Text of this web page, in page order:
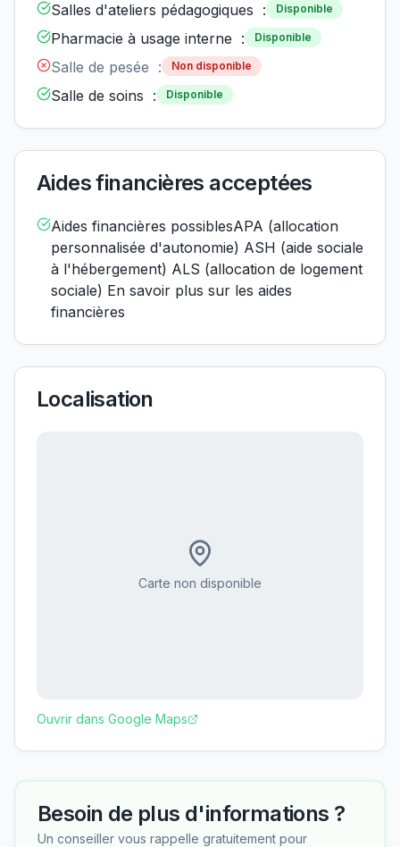
Salles d'ateliers pédagogiques : Disponible
Pharmacie à usage interne : Disponible
Salle de pesée : Non disponible
Salle de soins : Disponible
Aides financières acceptées
Aides financières possiblesAPA (allocation
personnalisée d'autonomie) ASH (aide sociale
à l'hébergement) ALS (allocation de logement
sociale) En savoir plus sur les aides
financières
Localisation
Carte non disponible
Ouvrir dans Google Maps
Besoin de plus d'informations ?
Un conseiller vous rappelle gratuitement pour